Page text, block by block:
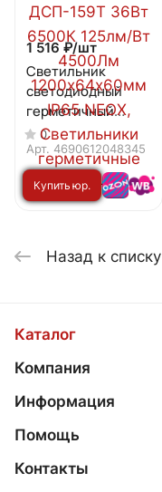
1 516 ₽/шт
Светильник
светодиодный
герметичный
транзитный
ДСП-159Т 36Вт
6500К 125лм/Вт
4500Лм
1200х64х60мм
0
Арт. 4690612048345
Купить юр.
Назад к списку
Каталог
Компания
Информация
Помощь
Контакты